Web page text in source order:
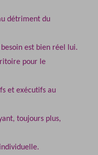
détriment du
est bien réel lui.
pour le
et exécutifs au
toujours plus,